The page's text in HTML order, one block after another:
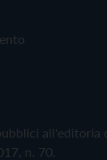
all'editoria
n. 70.